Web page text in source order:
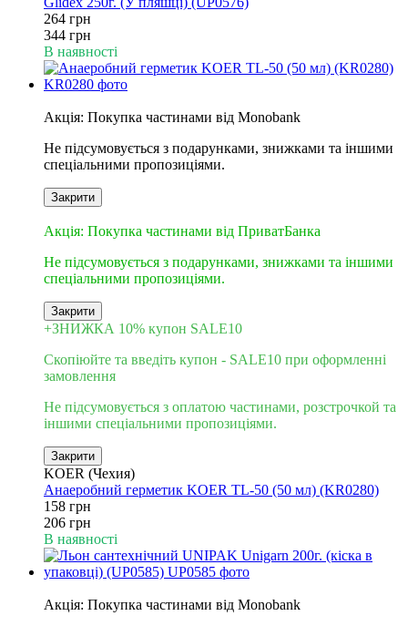
264 грн
344 грн
В наявності
Акція: Покупка частинами від Monobank
Не підсумовується з подарунками, знижками та іншими
спеціальними пропозиціями.
Закрити
Акція: Покупка частинами від ПриватБанка
Не підсумовується з подарунками, знижками та іншими
спеціальними пропозиціями.
Закрити
+ЗНИЖКА 10% купон SALE10
Скопіюйте та введіть купон - SALE10 при оформленні
замовлення
Не підсумовується з оплатою частинами, розстрочкой та
іншими спеціальними пропозиціями.
Закрити
KOER (Чехия)
Анаеробний герметик KOER TL-50 (50 мл) (KR0280)
158 грн
206 грн
В наявності
Акція: Покупка частинами від Monobank